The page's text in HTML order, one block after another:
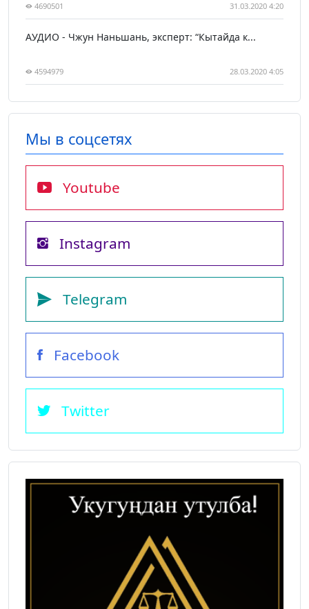
4690501 31.03.2020 4:20
АУДИО - Чжун Наньшань, эксперт: “Кытайда к...
4594979 28.03.2020 4:05
Мы в соцсетях
Youtube
Instagram
Telegram
Facebook
Twitter